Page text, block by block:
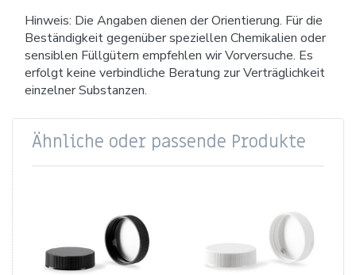
Hinweis: Die Angaben dienen der Orientierung. Für die
Beständigkeit gegenüber speziellen Chemikalien oder
sensiblen Füllgütern empfehlen wir Vorversuche. Es
erfolgt keine verbindliche Beratung zur Verträglichkeit
einzelner Substanzen.
Ähnliche oder passende Produkte